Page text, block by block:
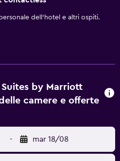
di pulizie su richiesta. I
includono una piscina coperta
dell'hotel e altri ospiti.
by Marriott
camere e offerte
- mar 18/08